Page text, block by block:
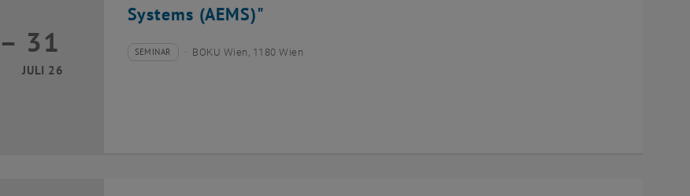
Systems (AEMS)"
13 Juli 2026 bis 31 Juli 2026
– 31
JULI 26
Veranstaltungstyp:
SEMINAR
Veranstaltungsort:BOKU Wien, 1180 Wien